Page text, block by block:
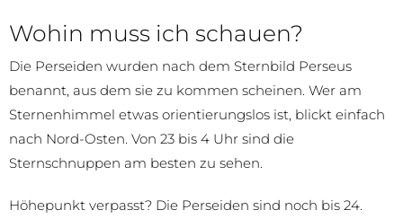
Wohin muss ich schauen?
Die Perseiden wurden nach dem Sternbild Perseus
benannt, aus dem sie zu kommen scheinen. Wer am
Sternenhimmel etwas orientierungslos ist, blickt einfach
nach Nord-Osten. Von 23 bis 4 Uhr sind die
Sternschnuppen am besten zu sehen.
Höhepunkt verpasst? Die Perseiden sind noch bis 24.